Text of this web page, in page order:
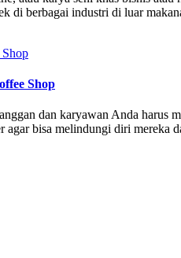
berbagai industri di luar
Shop
dan karyawan Anda harus
bisa melindungi diri mereka